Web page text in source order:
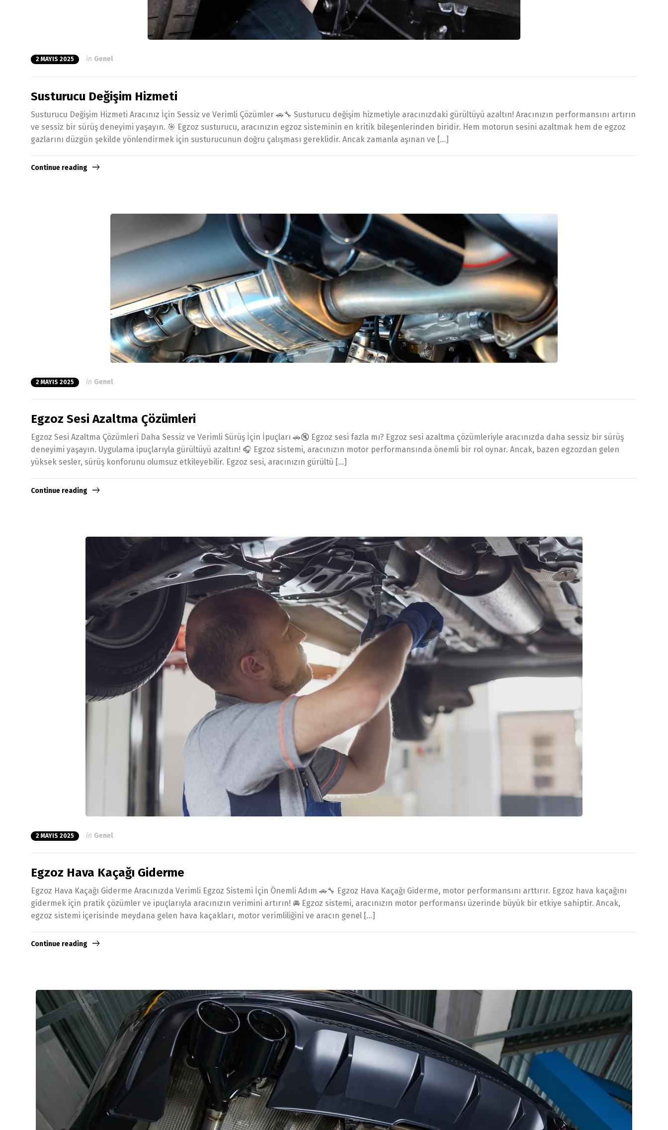
2 MAYIS 2025 in Genel
Susturucu Değişim Hizmeti
Susturucu Değişim Hizmeti Aracınız İçin Sessiz ve Verimli Çözümler 🚗🔧 Susturucu değişim hizmetiyle aracınızdaki gürültüyü azaltın! Aracınızın performansını artırın
ve sessiz bir sürüş deneyimi yaşayın. 🎯 Egzoz susturucu, aracınızın egzoz sisteminin en kritik bileşenlerinden biridir. Hem motorun sesini azaltmak hem de egzoz
gazlarını düzgün şekilde yönlendirmek için susturucunun doğru çalışması gereklidir. Ancak zamanla aşınan ve […]
Continue reading
2 MAYIS 2025 in Genel
Egzoz Sesi Azaltma Çözümleri
Egzoz Sesi Azaltma Çözümleri Daha Sessiz ve Verimli Sürüş İçin İpuçları 🚗🔇 Egzoz sesi fazla mı? Egzoz sesi azaltma çözümleriyle aracınızda daha sessiz bir sürüş
deneyimi yaşayın. Uygulama ipuçlarıyla gürültüyü azaltın! 🎧 Egzoz sistemi, aracınızın motor performansında önemli bir rol oynar. Ancak, bazen egzozdan gelen
yüksek sesler, sürüş konforunu olumsuz etkileyebilir. Egzoz sesi, aracınızın gürültü […]
Continue reading
2 MAYIS 2025 in Genel
Egzoz Hava Kaçağı Giderme
Egzoz Hava Kaçağı Giderme Aracınızda Verimli Egzoz Sistemi İçin Önemli Adım 🚗🔧 Egzoz Hava Kaçağı Giderme, motor performansını arttırır. Egzoz hava kaçağını
gidermek için pratik çözümler ve ipuçlarıyla aracınızın verimini artırın! 🚘 Egzoz sistemi, aracınızın motor performansı üzerinde büyük bir etkiye sahiptir. Ancak,
egzoz sistemi içerisinde meydana gelen hava kaçakları, motor verimliliğini ve aracın genel […]
Continue reading